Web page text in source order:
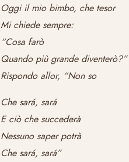
Oggi il mio bimbo, che tesor
Mi chiede sempre:
“Cosa farò
Quando più grande diventerò?”
Rispondo allor, “Non so
Che sará, sará
E ciò che succederà
Nessuno saper potrà
Che sará, sará”